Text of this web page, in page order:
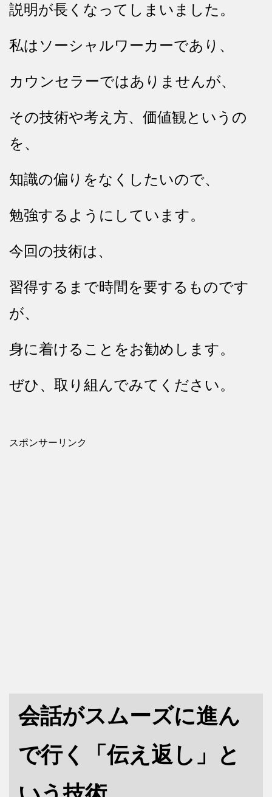
説明が長くなってしまいました。
私はソーシャルワーカーであり、
カウンセラーではありませんが、
その技術や考え方、価値観というの
を、
知識の偏りをなくしたいので、
勉強するようにしています。
今回の技術は、
習得するまで時間を要するものです
が、
身に着けることをお勧めします。
ぜひ、取り組んでみてください。
スポンサーリンク
会話がスムーズに進ん
で行く「伝え返し」と